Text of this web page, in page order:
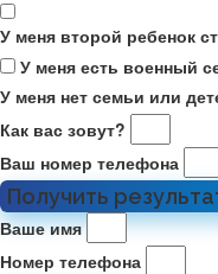
У меня второй ребенок
У меня есть военный
У меня нет семьи или
Как вас зовут?
Ваш номер телефона
Получить
Ваше имя
Номер телефона